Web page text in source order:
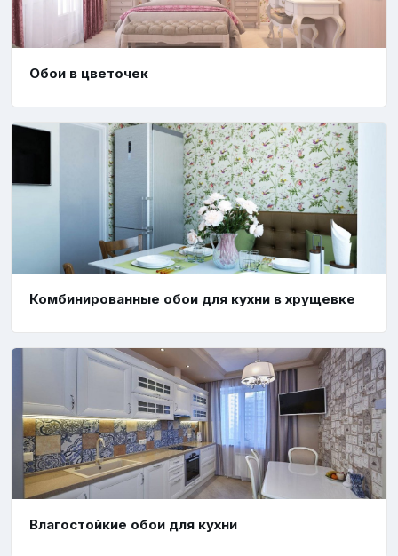
Обои в цветочек
Комбинированные обои для кухни в хрущевке
Влагостойкие обои для кухни